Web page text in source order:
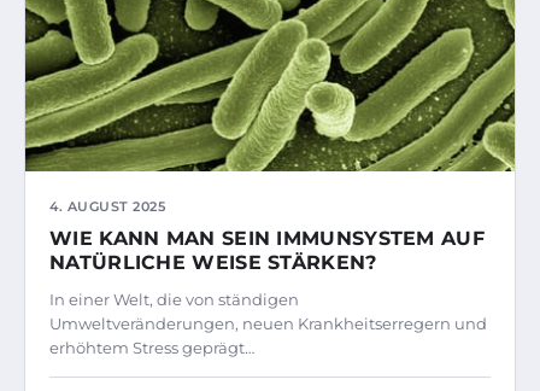
4. AUGUST 2025
WIE KANN MAN SEIN IMMUNSYSTEM AUF
NATÜRLICHE WEISE STÄRKEN?
In einer Welt, die von ständigen
Umweltveränderungen, neuen Krankheitserregern und
erhöhtem Stress geprägt…